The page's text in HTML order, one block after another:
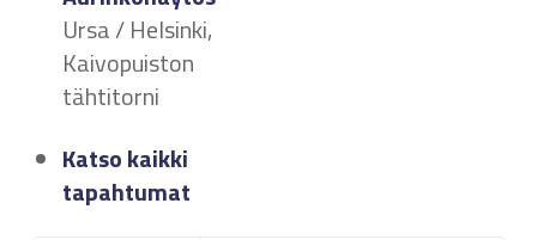
Ursa / Helsinki,
Kaivopuiston
tähtitorni
Katso kaikki
tapahtumat